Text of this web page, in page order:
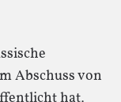
Abschuss von